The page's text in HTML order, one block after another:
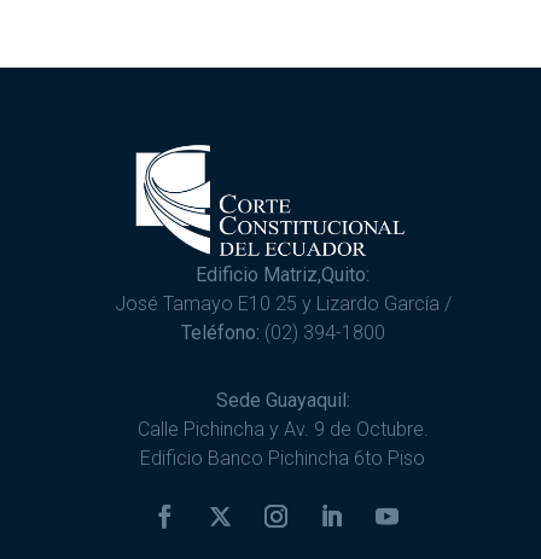
Edificio Matriz,Quito:
José Tamayo E10 25 y Lizardo García /
Teléfono: (02) 394-1800
Sede Guayaquil:
Calle Pichincha y Av. 9 de Octubre.
Edificio Banco Pichincha 6to Piso